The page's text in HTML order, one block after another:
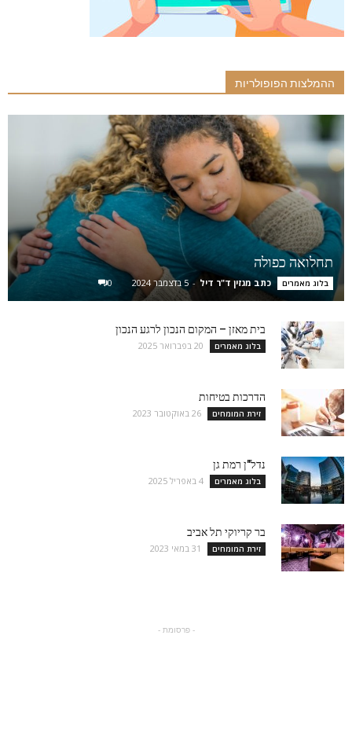
ההמלצות הפופולריות
תחלואה כפולה
בלוג מאמרים כתב מגזין ד"ר דיל - 5 בדצמבר 2024 0
בית מאזן – המקום הנכון לרגע הנכון
בלוג מאמרים 20 בפברואר 2025
הדרכות בטיחות
זירת המומחים 26 באוקטובר 2023
נדל"ן רמת גן
בלוג מאמרים 4 באפריל 2025
בר קריוקי תל אביב
זירת המומחים 31 במאי 2023
- פרסומת -